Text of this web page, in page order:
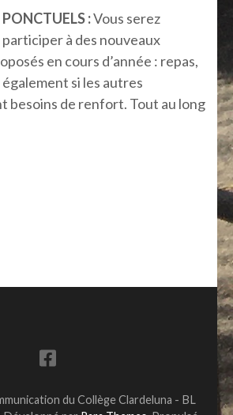
:Vous serez
à des nouveaux
en cours d’année : repas,
si les autres
besoins de renfort. Tout au long
du Collège Clardeluna - BL